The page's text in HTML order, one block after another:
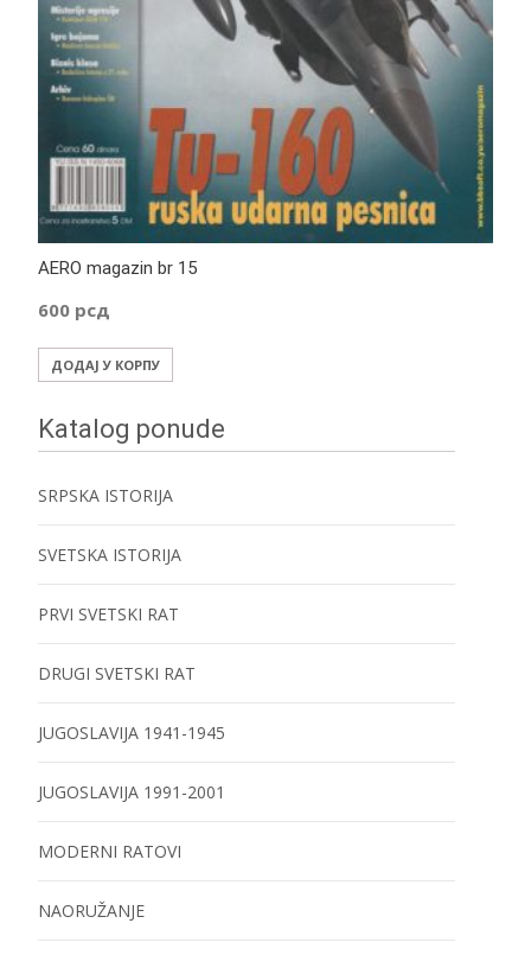
AERO magazin br 15
600 рсд
ДОДАЈ У КОРПУ
Katalog ponude
SRPSKA ISTORIJA
SVETSKA ISTORIJA
PRVI SVETSKI RAT
DRUGI SVETSKI RAT
JUGOSLAVIJA 1941-1945
JUGOSLAVIJA 1991-2001
MODERNI RATOVI
NAORUŽANJE